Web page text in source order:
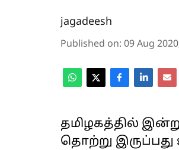
jagadeesh
Published on: 09 Aug
தமிழகத்தில்
தொற்று இருப்பது